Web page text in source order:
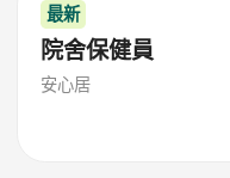
最新
院舍保健員
安心居